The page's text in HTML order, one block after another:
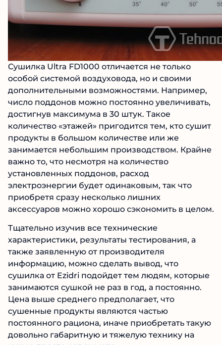
Сушилка Ultra FD1000 отличается не только
особой системой воздуховода, но и своими
дополнительными возможностями. Например,
число поддонов можно постоянно увеличивать,
достигнув максимума в 30 штук. Такое
количество «этажей» пригодится тем, кто сушит
продукты в большом количестве или же
занимается небольшим производством. Крайне
важно то, что несмотря на количество
установленных поддонов, расход
электроэнергии будет одинаковым, так что
приобретя сразу несколько лишних
аксессуаров можно хорошо сэкономить в целом.
Тщательно изучив все технические
характеристики, результаты тестирования, а
также заявленную от производителя
информацию, можно сделать вывод, что
сушилка от Ezidri подойдет тем людям, которые
занимаются сушкой не раз в год, а постоянно.
Цена выше среднего предполагает, что
сушенные продукты являются частью
постоянного рациона, иначе приобретать такую
довольно габаритную и тяжелую технику на